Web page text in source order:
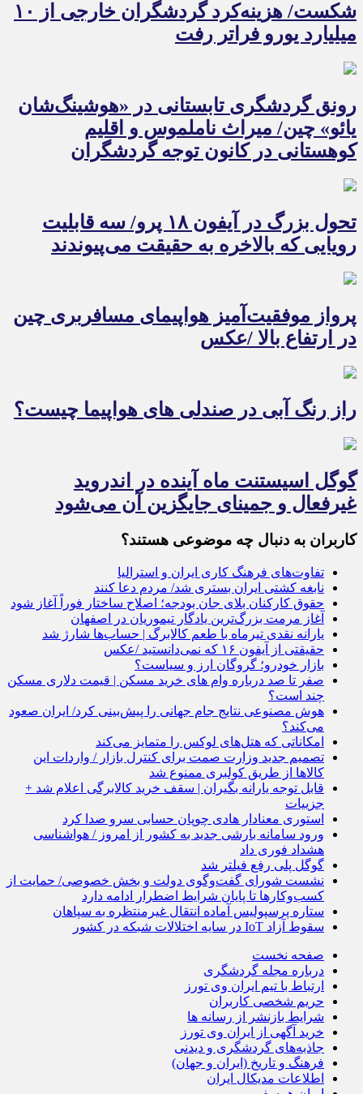
شکست/ هزینه‌کرد گردشگران خارجی از ۱۰
میلیارد یورو فراتر رفت
رونق گردشگری تابستانی در «هوشینگ‌شان
یائو» چین/ میراث ناملموس و اقلیم
کوهستانی در کانون توجه گردشگران
تحول بزرگ در آیفون ۱۸ پرو/ سه قابلیت
رویایی که بالاخره به حقیقت می‌پیوندند
پرواز موفقیت‌آمیز هواپیمای مسافربری چین
در ارتفاع بالا /عکس
راز رنگ آبی در صندلی های هواپیما چیست؟
گوگل اسیستنت ماه آینده در اندروید
غیرفعال و جمینای جایگزین آن می‌شود
کاربران به دنبال چه موضوعی هستند؟
تفاوت‌های فرهنگ کاری ایران و استرالیا
نابغه کشتی ایران بستری شد/ مردم دعا کنند
حقوق کارکنان بلای جان بودجه؛ اصلاح ساختار فوراً آغاز شود
آغاز مرمت بزرگ‌ترین یادگار تیموریان در اصفهان
یارانه نقدی تیرماه با طعم کالابرگ | حساب‌ها شارژ شد
حقیقتی از آیفون‌ ۱۶ که نمی‌دانستید /عکس
بازار خودرو؛ گروگان ارز و سیاست؟
صفر تا صد درباره وام های خرید مسکن | قیمت دلاری مسکن
چند است؟
هوش مصنوعی نتایج جام جهانی را پیش‌بینی کرد/ ایران صعود
می‌کند؟
امکاناتی که هتل‌های لوکس را متمایز می‌کند
تصمیم جدید وزارت صمت برای کنترل بازار / واردات این
کالاها از طریق کولبری ممنوع شد
قابل توجه یارانه بگیران | سقف خرید کالابرگی اعلام شد +
جزییات
استوری معنادار هادی چوپان حسابی سرو صدا کرد
ورود سامانه بارشی جدید به کشور از امروز / هواشناسی
هشداد فوری داد
گوگل پلی رفع فیلتر شد
نشست شورای گفت‌وگوی دولت و بخش خصوصی/ حمایت از
کسب‌وکارها تا پایان شرایط اضطرار ادامه دارد
ستاره پرسپولیس آماده انتقال غیرمنتظره به سپاهان
سقوط آزاد IoT در سایه اختلالات شبکه در کشور
صفحه نخست
درباره مجله گردشگری
ارتباط با تیم ایران وی تورز
حریم شخصی کاربران
شرایط بازنشر از رسانه ها
خرید آگهی از ایران وی تورز
جاذبه‌های گردشگری و دیدنی
فرهنگ و تاریخ (ایران و جهان)
اطلاعات مدیکال ایران